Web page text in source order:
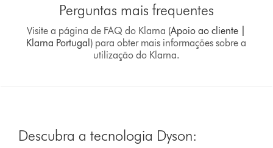
Perguntas mais frequentes
Visite a página de FAQ do Klarna (Apoio ao cliente |
Klarna Portugal) para obter mais informações sobre a
utilização do Klarna.
Descubra a tecnologia Dyson: